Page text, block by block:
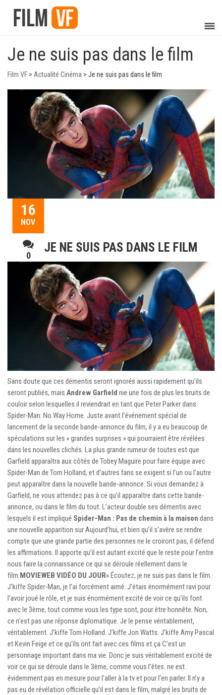
Je ne suis pas dans le film
Film VF > Actualité Cinéma > Je ne suis pas dans le film
16
NOV
0
JE NE SUIS PAS DANS LE FILM
Sans doute que ces démentis seront ignorés aussi rapidement qu’ils
seront publiés, mais Andrew Garfield nie une fois de plus les bruits de
couloir selon lesquelles il reviendrait en tant que Peter Parker dans
Spider-Man: No Way Home. Juste avant l’événement spécial de
lancement de la seconde bande-annonce du film, il y a eu beaucoup de
spéculations sur les « grandes surprises » qui pourraient être révélées
dans les nouvelles clichés. La plus grande rumeur de toutes est que
Garfield apparaîtra aux côtés de Tobey Maguire pour faire équipe avec
Spider-Man de Tom Holland, et d’autres fans se exigent si l’un ou l’autre
peut apparaître dans la nouvelle bande-annonce. Si vous demandez à
Garfield, ne vous attendez pas à ce qu’il apparaître dans cette bande-
annonce, ou dans le film du tout. L’acteur double ses démentis avec
lesquels il est impliqué Spider-Man : Pas de chemin à la maison dans
une nouvelle apparition sur Aujourd’hui, et bien qu’il s’avère se rendre
compte que une grande partie des personnes ne le croiront pas, il défend
les affirmations. Il apporte qu’il est autant excité que le reste pour l’entre
nous faire la connaissance ce qui se déroule réellement dans le
film.MOVIEWEB VIDÉO DU JOUR« Écoutez, je ne suis pas dans le film.
J’kiffe Spider-Man, je l’ai forcément aimé. J’étais énormément ravi pour
l’avoir joué le rôle, et je suis énormément excité de voir ce qu’ils font
avec le 3ème, tout comme vous les type sont, pour être honnête. Non,
ce n’est pas une réponse diplomatique. Je le pense véritablement,
véritablement. J’kiffe Tom Holland. J’kiffe Jon Watts. J’kiffe Amy Pascal
et Kevin Feige et ce qu’ils ont fait avec ces films et ça C’est un
personnage important dans ma vie. Donc je suis véritablement excité de
voir ce qui se déroule dans le 3ème, comme vous l’êtes. ne est
évidemment pas en mesure pour l’aller à la tv et pour l’en parler. Il n’y a
pas eu de révélation officielle qu’il est dans le film, malgré les bruits de